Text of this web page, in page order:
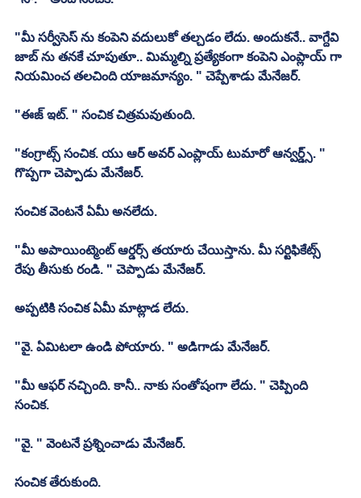
"మీ సర్వీసెస్ ను కంపెని వదులుకో తల్చడం లేదు. అందుకనే.. వాగ్దేవి
జాబ్ ను తనకే చూపుతూ.. మిమ్మల్ని ప్రత్యేకంగా కంపెని ఎంప్లాయ్ గా
నియమించ తలచింది యాజమాన్యం. " చెప్పేశాడు మేనేజర్.
"ఈజ్ ఇట్. " సంచిక చిత్రమవుతుంది.
"కంగ్రాట్స్ సంచిక. యు ఆర్ అవర్ ఎంప్లాయ్ టుమారో ఆన్వర్డ్స్. "
గొప్పగా చెప్పాడు మేనేజర్.
సంచిక వెంటనే ఏమీ అనలేదు.
"మీ అపాయింట్మెంట్ ఆర్డర్స్ తయారు చేయిస్తాను. మీ సర్టిఫికేట్స్
రేపు తీసుకు రండి. " చెప్పాడు మేనేజర్.
అప్పటికి సంచిక ఏమీ మాట్లాడ లేదు.
"వై. ఏమిటలా ఉండి పోయారు. " అడిగాడు మేనేజర్.
"మీ ఆఫర్ నచ్చింది. కానీ.. నాకు సంతోషంగా లేదు. " చెప్పింది
సంచిక.
"వై. " వెంటనే ప్రశ్నించాడు మేనేజర్.
సంచిక తేరుకుంది.